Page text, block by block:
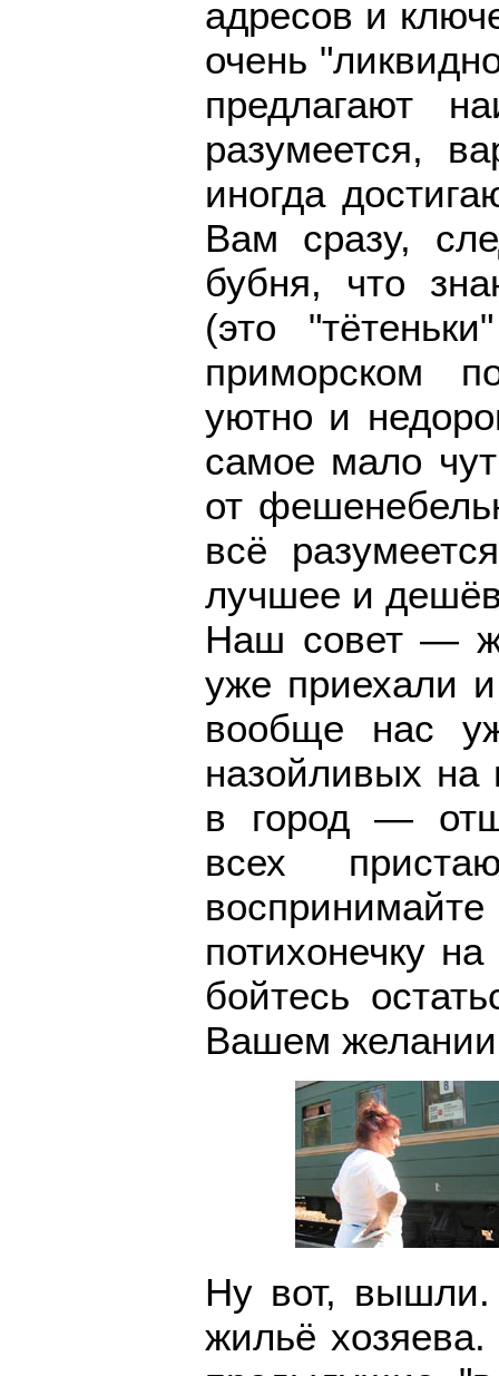
адресов и
очень
предлагают
разумеется,
иногда
Вам сразу,
бубня, что
(это
приморском
уютно и
самое мало
от
всё
лучшее и
Наш совет —
уже приехали
вообще нас
назойливых на
в город —
всех
потихонечку
бойтесь
Вашем желании
Ну вот, вышли.
жильё